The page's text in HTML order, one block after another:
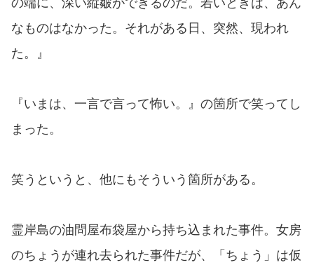
なものはなかった。それがある日、突然、現われ
た。』
『いまは、一言で言って怖い。』の箇所で笑ってし
まった。
笑うというと、他にもそういう箇所がある。
霊岸島の油問屋布袋屋から持ち込まれた事件。女房
のちょうが連れ去られた事件だが、「ちょう」は仮